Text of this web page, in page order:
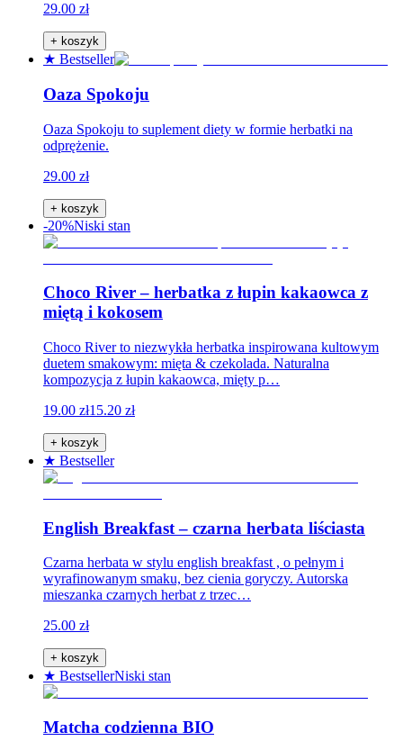
29.00 zł
+ koszyk
★ Bestseller
Oaza Spokoju
Oaza Spokoju to suplement diety w formie herbatki na
odprężenie.
29.00 zł
+ koszyk
-20%Niski stan
Choco River – herbatka z łupin kakaowca z
miętą i kokosem
Choco River to niezwykła herbatka inspirowana kultowym
duetem smakowym: mięta & czekolada. Naturalna
kompozycja z łupin kakaowca, mięty p…
19.00 zł15.20 zł
+ koszyk
★ Bestseller
English Breakfast – czarna herbata liściasta
Czarna herbata w stylu english breakfast , o pełnym i
wyrafinowanym smaku, bez cienia goryczy. Autorska
mieszanka czarnych herbat z trzec…
25.00 zł
+ koszyk
★ BestsellerNiski stan
Matcha codzienna BIO